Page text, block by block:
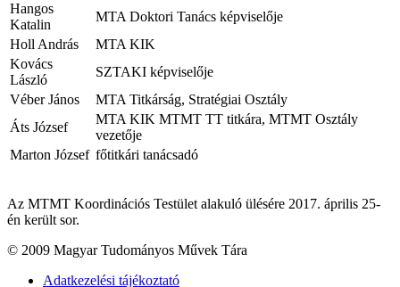
Hangos
Katalin
MTA Doktori Tanács képviselője
Holl András
MTA KIK
Kovács
László
SZTAKI képviselője
Véber János
MTA Titkárság, Stratégiai Osztály
Áts József
MTA KIK MTMT TT titkára, MTMT Osztály
vezetője
Marton József főtitkári tanácsadó
Az MTMT Koordinációs Testület alakuló ülésére 2017. április 25-
én került sor.
© 2009 Magyar Tudományos Művek Tára
Adatkezelési tájékoztató